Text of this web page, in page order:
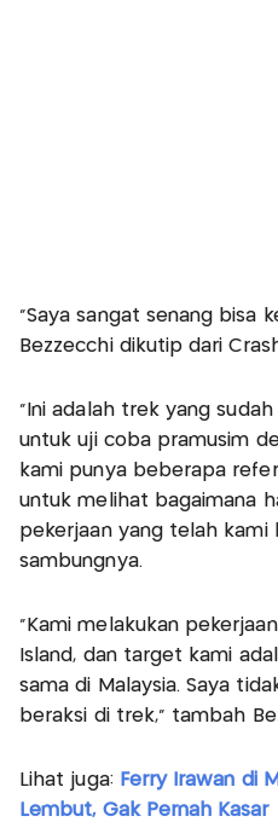
"Saya sangat senang bisa
Bezzecchi dikutip dari
“Ini adalah trek yang
untuk uji coba pramusim
kami punya beberapa
untuk melihat bagaimana
pekerjaan yang telah kami
sambungnya.
"Kami melakukan
Island, dan target kami
sama di Malaysia. Saya
beraksi di trek," tambah
Lihat juga: Ferry Irawan di
Lembut, Gak Pernah Kasar